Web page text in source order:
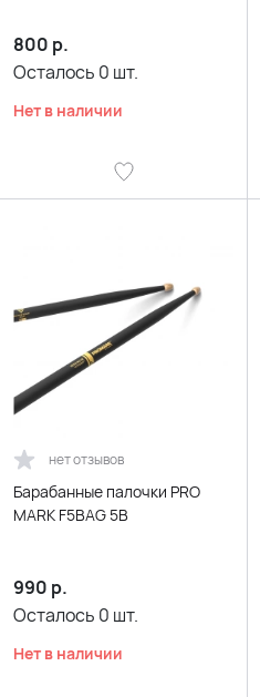
800 р.
Осталось 0 шт.
Нет в наличии
нет отзывов
Барабанные палочки PRO
MARK F5BAG 5B
990 р.
Осталось 0 шт.
Нет в наличии